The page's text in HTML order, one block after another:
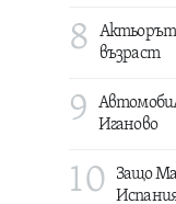
8
Актьорът
възраст
9
Иганово
10
Защо